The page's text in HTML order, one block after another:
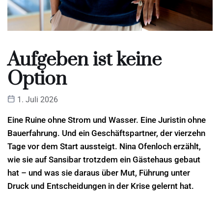
Aufgeben ist keine
Option
1. Juli 2026
Eine Ruine ohne Strom und Wasser. Eine Juristin ohne
Bauerfahrung. Und ein Geschäftspartner, der vierzehn
Tage vor dem Start aussteigt. Nina Ofenloch erzählt,
wie sie auf Sansibar trotzdem ein Gästehaus gebaut
hat – und was sie daraus über Mut, Führung unter
Druck und Entscheidungen in der Krise gelernt hat.